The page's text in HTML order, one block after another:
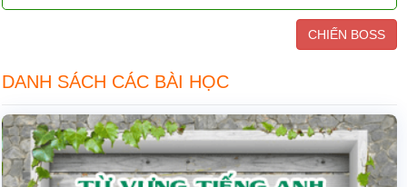
CHIẾN BOSS
DANH SÁCH CÁC BÀI HỌC